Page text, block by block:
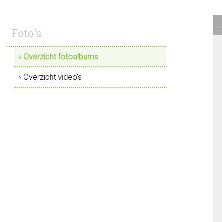
Foto's
› Overzicht fotoalbums
› Overzicht video's